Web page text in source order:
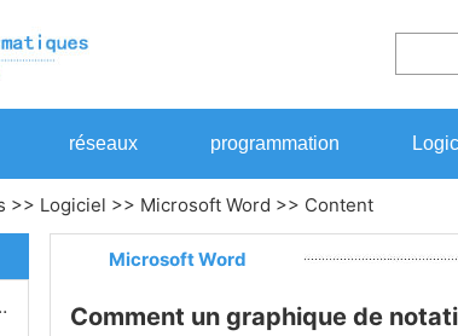
réseaux programmation
>> Logiciel >> Microsoft Word >> Content
à…
Microsoft Word
Comment un graphique de